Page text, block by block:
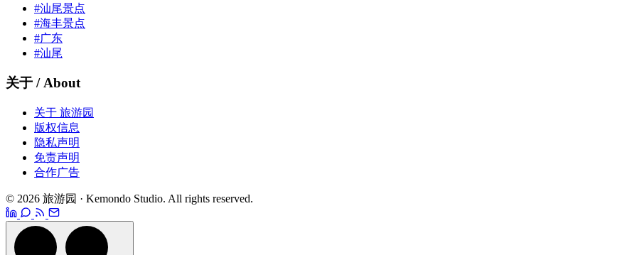
#汕尾景点
#海丰景点
#广东
#汕尾
关于 / About
关于 旅游园
版权信息
隐私声明
免责声明
合作广告
© 2026 旅游园 · Kemondo Studio. All rights reserved.